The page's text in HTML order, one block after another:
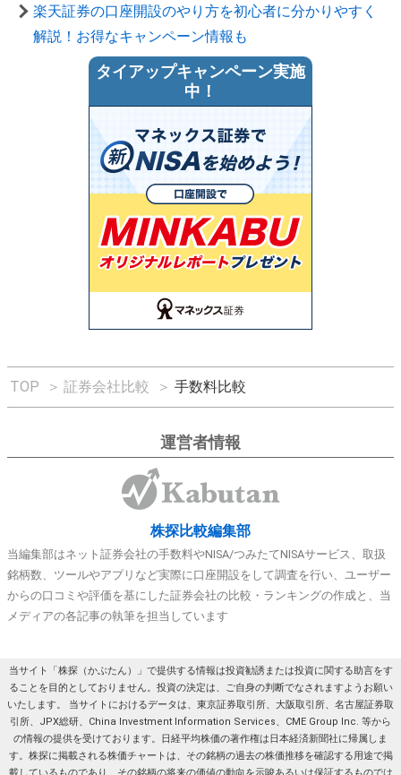
楽天証券の口座開設のやり方を初心者に分かりやすく
解説！お得なキャンペーン情報も
タイアップキャンペーン実施
中！
TOP ＞ 証券会社比較 ＞ 手数料比較
運営者情報
株探比較編集部
当編集部はネット証券会社の手数料やNISA/つみたてNISAサービス、取扱
銘柄数、ツールやアプリなど実際に口座開設をして調査を行い、ユーザー
からの口コミや評価を基にした証券会社の比較・ランキングの作成と、当
メディアの各記事の執筆を担当しています
当サイト「株探（かぶたん）」で提供する情報は投資勧誘または投資に関する助言をす
ることを目的としておりません。投資の決定は、ご自身の判断でなされますようお願い
いたします。 当サイトにおけるデータは、東京証券取引所、大阪取引所、名古屋証券取
引所、JPX総研、China Investment Information Services、CME Group Inc. 等から
の情報の提供を受けております。日経平均株価の著作権は日本経済新聞社に帰属しま
す。株探に掲載される株価チャートは、その銘柄の過去の株価推移を確認する用途で掲